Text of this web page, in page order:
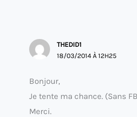
THEDID1
18/03/2014 À 12H25
Bonjour,
Je tente ma chance. (Sans
Merci.